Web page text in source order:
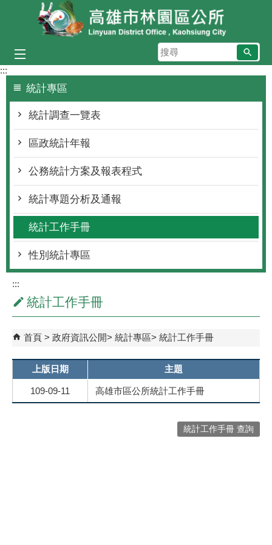
跳到主要內容區塊
搜
尋
:::
統計專區
統計調查一覽表
區政統計年報
公務統計方案及報表程式
統計專題分析及通報
統計工作手冊
性別統計專區
:::
統計工作手冊
首頁 政府資訊公開 統計專區 統計工作手冊
上版日期 主題
109-09-11 高雄市區公所統計工作手冊
統計工作手冊 查詢